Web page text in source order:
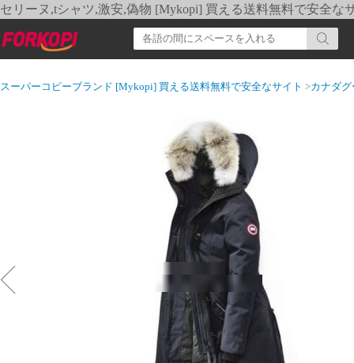
セリーヌ,tシャツ,激安,偽物 [Mykopi] 買える送料無料で安全な
スーパーコピーブランド [Mykopi] 買える送料無料で安全なサイト >カナダ